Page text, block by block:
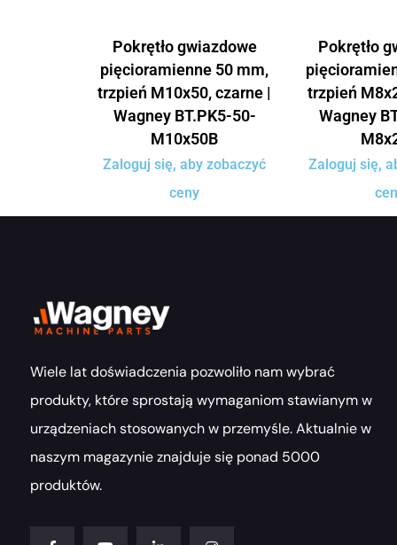
Pokrętło gwiazdowe
pięcioramienne 50 mm,
trzpień M10x50, czarne |
Wagney BT.PK5-50-
M10x50B
Zaloguj się, aby zobaczyć
ceny
Pokrętło
trzpień
Wagney
Zaloguj się,
Wiele lat doświadczenia pozwoliło nam wybrać
produkty, które sprostają wymaganiom stawianym w
urządzeniach stosowanych w przemyśle. Aktualnie w
naszym magazynie znajduje się ponad 5000
produktów.